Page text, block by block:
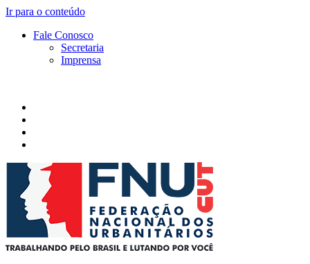
Ir para o conteúdo
Fale Conosco
Secretaria
Imprensa